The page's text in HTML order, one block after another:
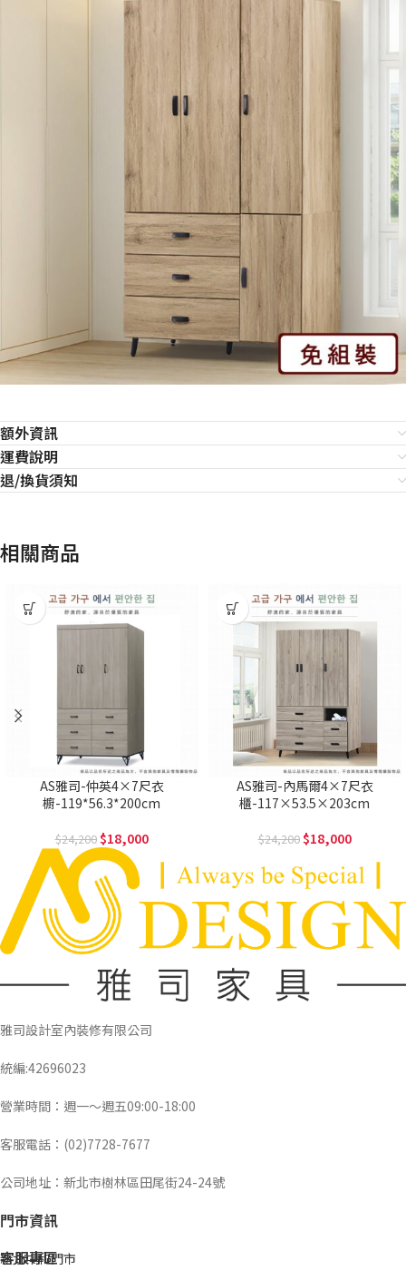
額外資訊
運費說明
退/換貨須知
相關商品
AS雅司-仲英4×7尺衣
櫥-119*56.3*200cm
24,200 18,000
AS雅司-內馬爾4×7尺衣
櫃-117×53.5×203cm
24,200 18,000
雅司設計室內裝修有限公司
統編:42696023
營業時間：週一～週五09:00-18:00
客服電話：(02)7728-7677
公司地址：新北市樹林區田尾街24-24號
門市資訊
新北中和門市
客服專區